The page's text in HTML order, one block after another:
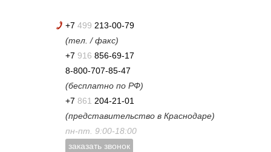
+7 499 213-00-79
(тел. / факс)
+7 916 856-69-17
8-800-707-85-47
(бесплатно по РФ)
+7 861 204-21-01
(представительство в Краснодаре)
пн-пт. 9:00-18:00
заказать звонок